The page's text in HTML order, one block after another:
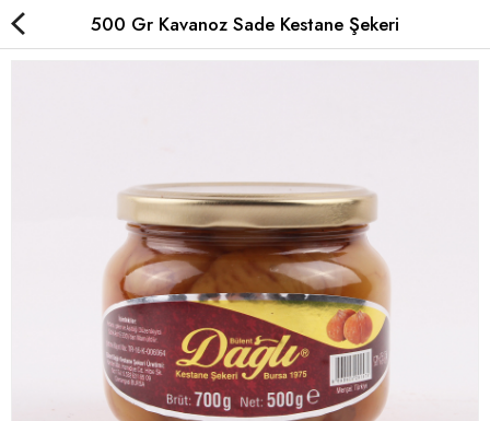
Sade Kestane Şekeri
Kavanoz Kestane Şekeri
Special Kestane Şekeri
Hediyelik
500 Gr Kavanoz Sade Kestane Şekeri